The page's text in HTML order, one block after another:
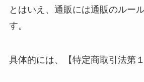
とはいえ、通販には通販のルー
す。
具体的には、【特定商取引法第